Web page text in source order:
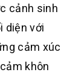
cảnh sinh
diện với
cảm xúc
khôn